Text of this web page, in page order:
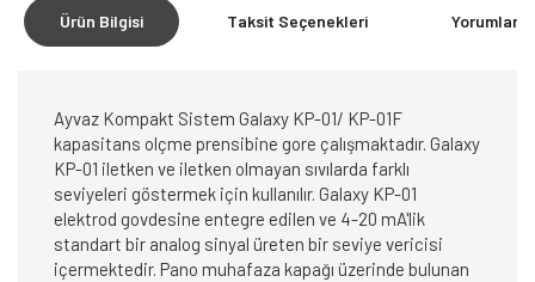
Ürün Bilgisi Taksit Seçenekleri Yorumlar
Ayvaz Kompakt Sistem Galaxy KP-01/ KP-01F
kapasitans olçme prensibine gore çalışmaktadır. Galaxy
KP-01 iletken ve iletken olmayan sıvılarda farklı
seviyeleri göstermek için kullanılır. Galaxy KP-01
elektrod govdesine entegre edilen ve 4-20 mA'lik
standart bir analog sinyal üreten bir seviye vericisi
içermektedir. Pano muhafaza kapağı üzerinde bulunan